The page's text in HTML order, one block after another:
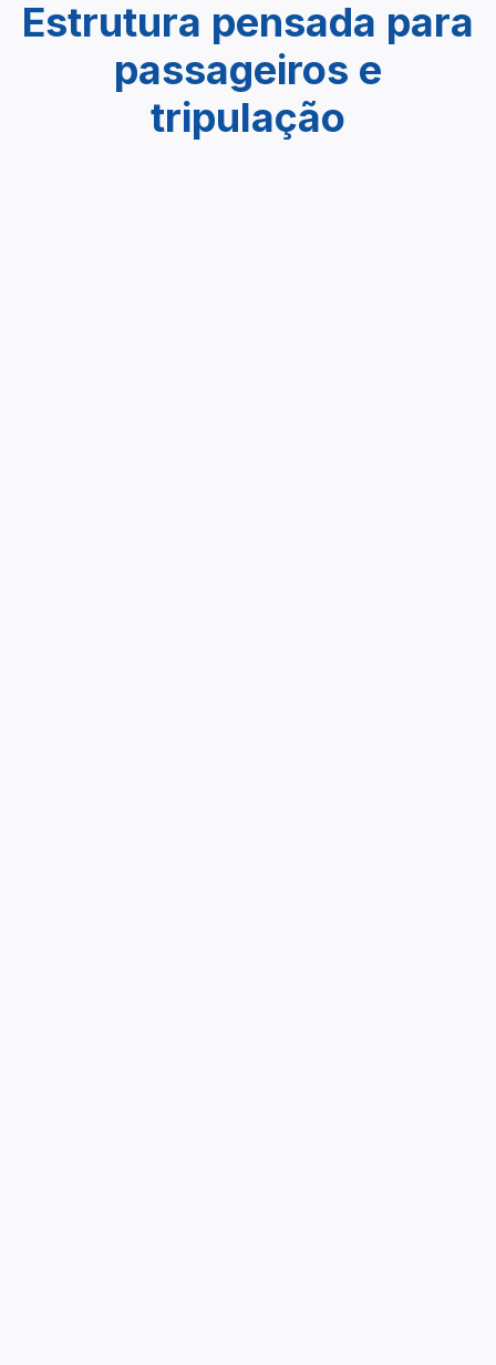
Estrutura pensada para
passageiros e
tripulação